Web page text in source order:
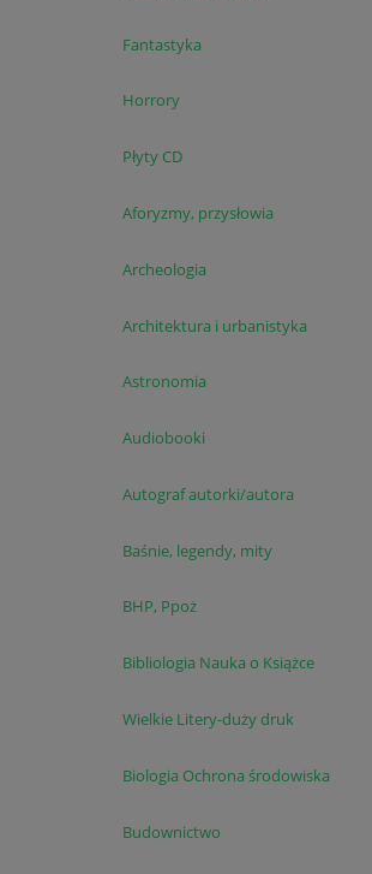
Fantastyka
Horrory
Płyty CD
Aforyzmy, przysłowia
Archeologia
Architektura i urbanistyka
Astronomia
Audiobooki
Autograf autorki/autora
Baśnie, legendy, mity
BHP, Ppoż
Bibliologia Nauka o Książce
Wielkie Litery-duży druk
Biologia Ochrona środowiska
Budownictwo